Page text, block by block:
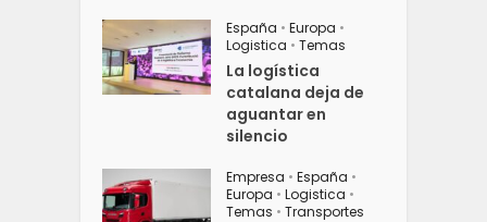
España • Europa •
Logistica • Temas
La logística
catalana deja de
aguantar en
silencio
Empresa • España •
Europa • Logistica •
Temas • Transportes